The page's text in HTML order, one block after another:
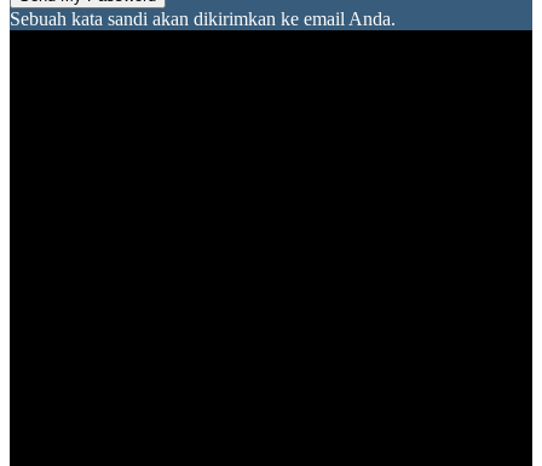
Sebuah kata sandi akan dikirimkan ke email Anda.